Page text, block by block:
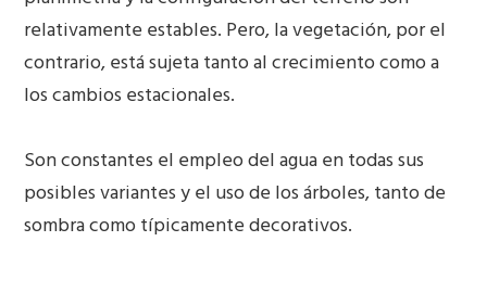
relativamente estables. Pero, la vegetación, por el
contrario, está sujeta tanto al crecimiento como a
los cambios estacionales.
Son constantes el empleo del agua en todas sus
posibles variantes y el uso de los árboles, tanto de
sombra como típicamente decorativos.